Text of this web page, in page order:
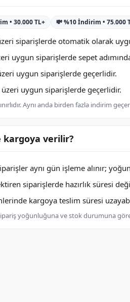
• 30.000 TL+ 💸 %10 İndirim • 75.000
siparişlerde otomatik olarak
uygun siparişlerde sepet
uygun siparişlerde geçerlidir.
uygun siparişlerde geçerlidir.
Aynı anda birden fazla indirim
kargoya verilir?
aynı gün işleme alınır;
siparişlerde hazırlık süresi
kargoya teslim süresi
yoğunluğuna ve stok durumuna